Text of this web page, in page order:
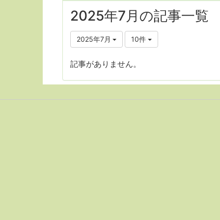
2025年7月の記事一覧
2025年7月 10件
記事がありません。